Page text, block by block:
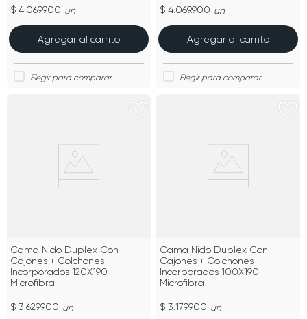
$ 4.069.900 un
Agregar al carrito
$ 4.069.900 un
Agregar al carrito
Cama Nido Duplex Con
Cajones + Colchones
Incorporados 120X190
Microfibra
$ 3.629.900 un
Cama Nido Duplex Con
Cajones + Colchones
Incorporados 100X190
Microfibra
$ 3.179.900 un